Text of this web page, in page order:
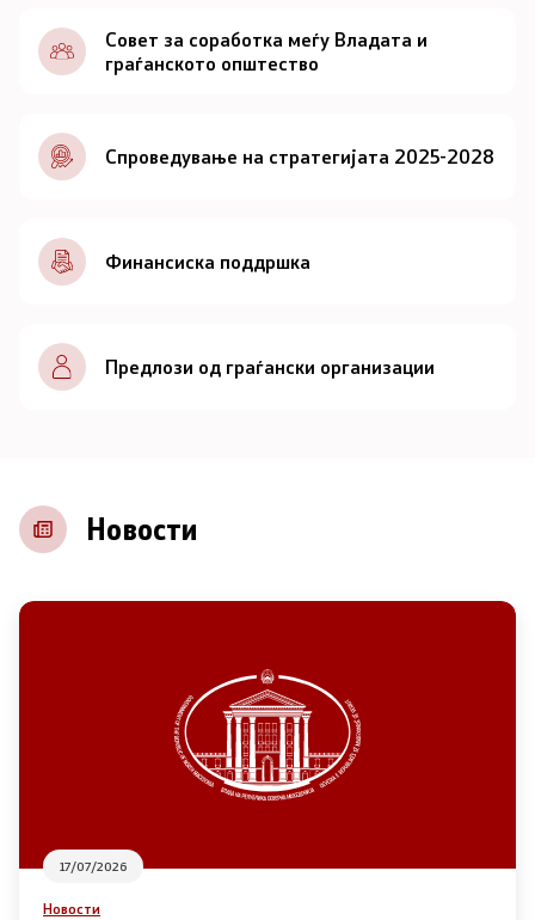
Документи
Совет
За советот
Документи
Записници и дневни редови од седниците на
Советот
Контакт
Основање на здружение
Дијалог меѓу Владата и граѓанскиот сектор
Совет за соработка меѓу Владата и
граѓанското општество
Спроведување на стратегијата 2025-2028
Финансиска поддршка
Предлози од граѓански организации
Новости
17/07/2026
Новости